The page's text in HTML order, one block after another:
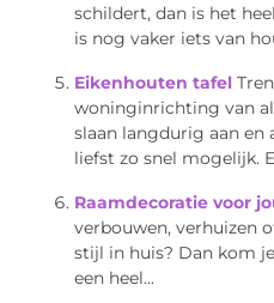
schildert, dan is het
is nog vaker iets van
Eikenhouten tafel
woninginrichting van
slaan langdurig aan en
liefst zo snel mogelijk.
Raamdecoratie voor
verbouwen, verhuizen
stijl in huis? Dan kom
een heel...